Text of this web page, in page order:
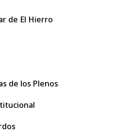
de El Hierro
de los Plenos